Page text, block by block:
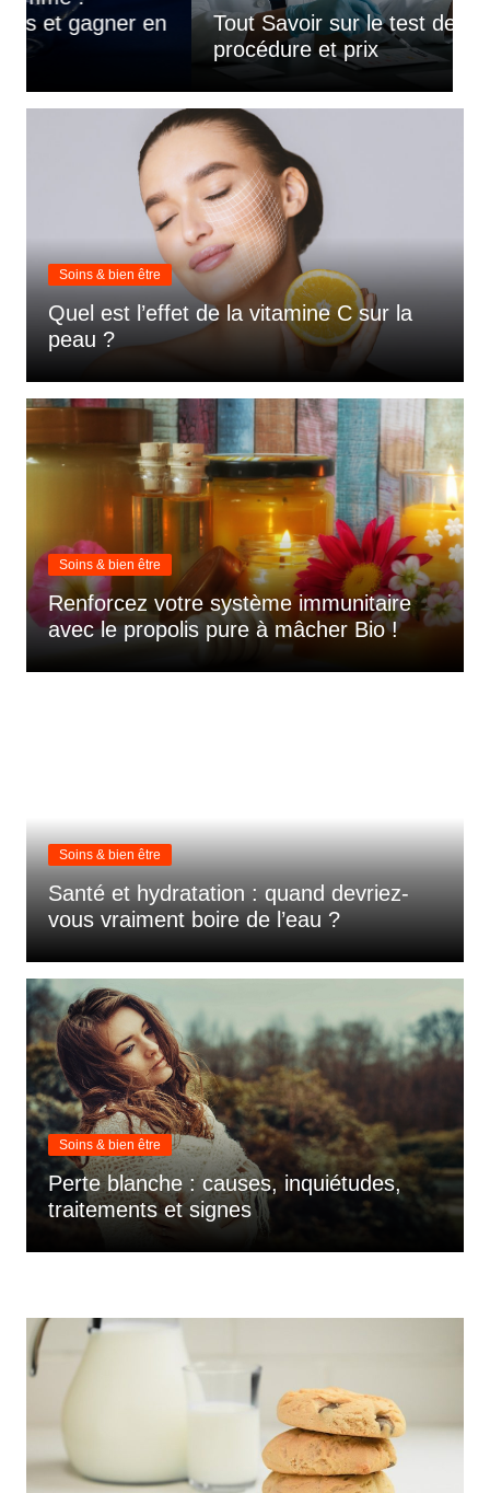
Tout Savoir sur le test de paternité :
Soins & bien être
Quel est l’effet de la vitamine C sur la
peau ?
Soins & bien être
Renforcez votre système immunitaire
avec le propolis pure à mâcher Bio !
Soins & bien être
Santé et hydratation : quand devriez-
vous vraiment boire de l’eau ?
Soins & bien être
Perte blanche : causes, inquiétudes,
traitements et signes